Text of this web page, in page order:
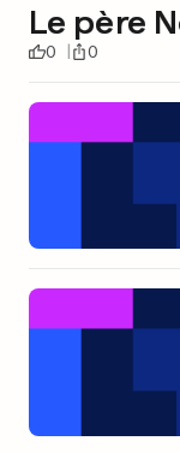
Le père
0 0